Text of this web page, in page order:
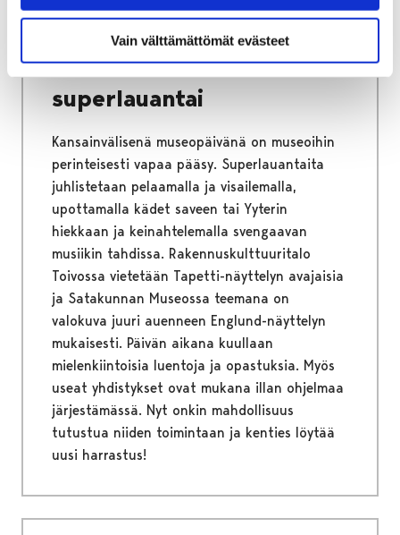
Vain välttämättömät evästeet
3.5.2024| Yleinen
Porin museoiden
superlauantai
Kansainvälisenä museopäivänä on museoihin
perinteisesti vapaa pääsy. Superlauantaita
juhlistetaan pelaamalla ja visailemalla,
upottamalla kädet saveen tai Yyterin
hiekkaan ja keinahtelemalla svengaavan
musiikin tahdissa. Rakennuskulttuuritalo
Toivossa vietetään Tapetti-näyttelyn avajaisia
ja Satakunnan Museossa teemana on
valokuva juuri auenneen Englund-näyttelyn
mukaisesti. Päivän aikana kuullaan
mielenkiintoisia luentoja ja opastuksia. Myös
useat yhdistykset ovat mukana illan ohjelmaa
järjestämässä. Nyt onkin mahdollisuus
tutustua niiden toimintaan ja kenties löytää
uusi harrastus!